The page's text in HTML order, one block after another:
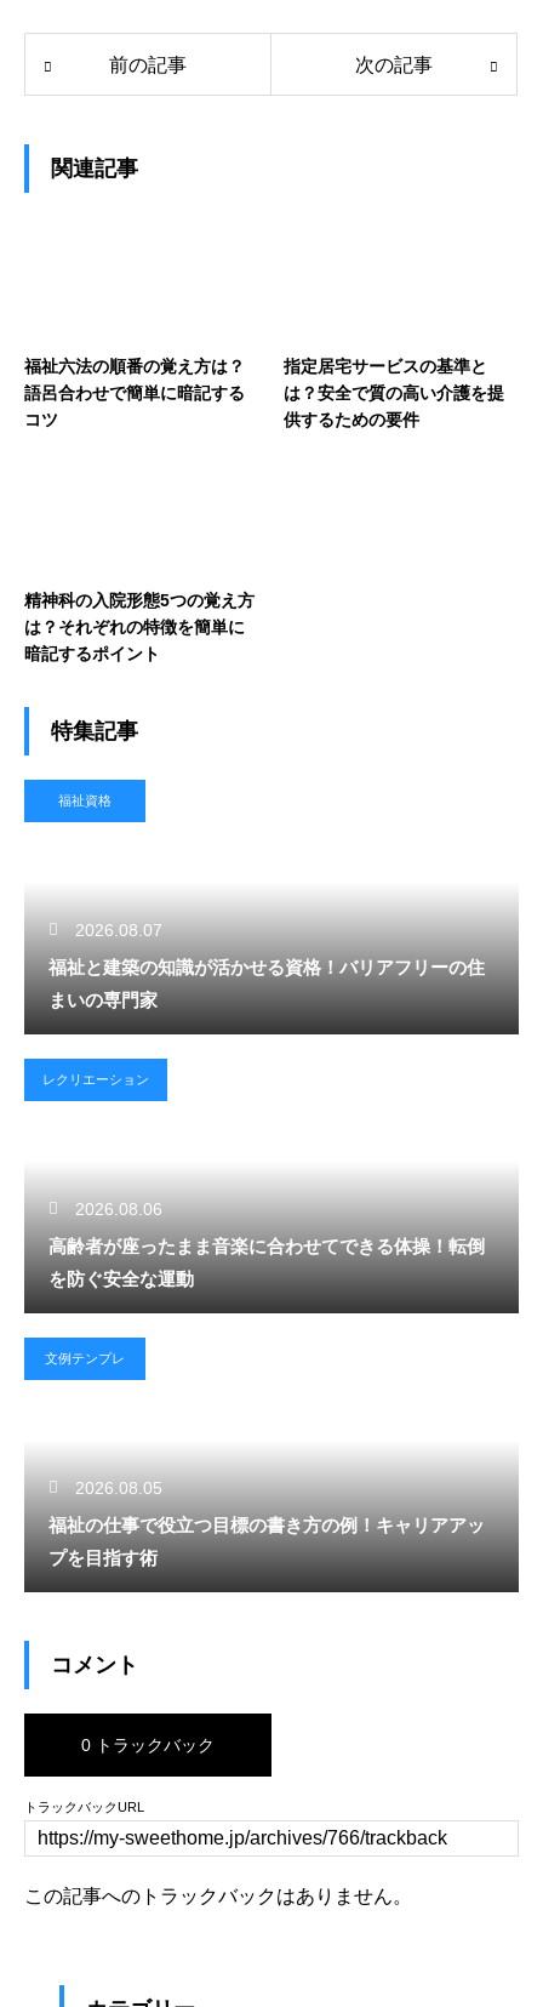
前の記事 次の記事
関連記事
福祉六法の順番の覚え方は？
語呂合わせで簡単に暗記する
コツ
指定居宅サービスの基準と
は？安全で質の高い介護を提
供するための要件
精神科の入院形態5つの覚え方
は？それぞれの特徴を簡単に
暗記するポイント
特集記事
福祉資格
2026.08.07
福祉と建築の知識が活かせる資格！バリアフリーの住
まいの専門家
レクリエーション
2026.08.06
高齢者が座ったまま音楽に合わせてできる体操！転倒
を防ぐ安全な運動
文例テンプレ
2026.08.05
福祉の仕事で役立つ目標の書き方の例！キャリアアッ
プを目指す術
コメント
0 トラックバック
トラックバックURL
この記事へのトラックバックはありません。